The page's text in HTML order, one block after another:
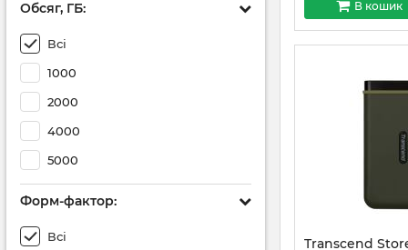
Обсяг, ГБ:
Всі
1000
2000
4000
5000
Форм-фактор:
Всі
В кошик
Transcend